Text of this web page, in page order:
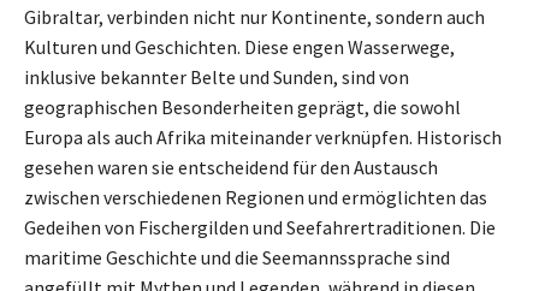
Gibraltar, verbinden nicht nur Kontinente, sondern auch
Kulturen und Geschichten. Diese engen Wasserwege,
inklusive bekannter Belte und Sunden, sind von
geographischen Besonderheiten geprägt, die sowohl
Europa als auch Afrika miteinander verknüpfen. Historisch
gesehen waren sie entscheidend für den Austausch
zwischen verschiedenen Regionen und ermöglichten das
Gedeihen von Fischergilden und Seefahrertraditionen. Die
maritime Geschichte und die Seemannssprache sind